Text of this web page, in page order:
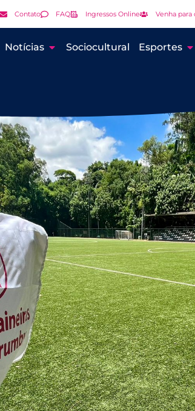
Contato FAQ Ingressos Online Venha para
Notícias Sociocultural Esportes